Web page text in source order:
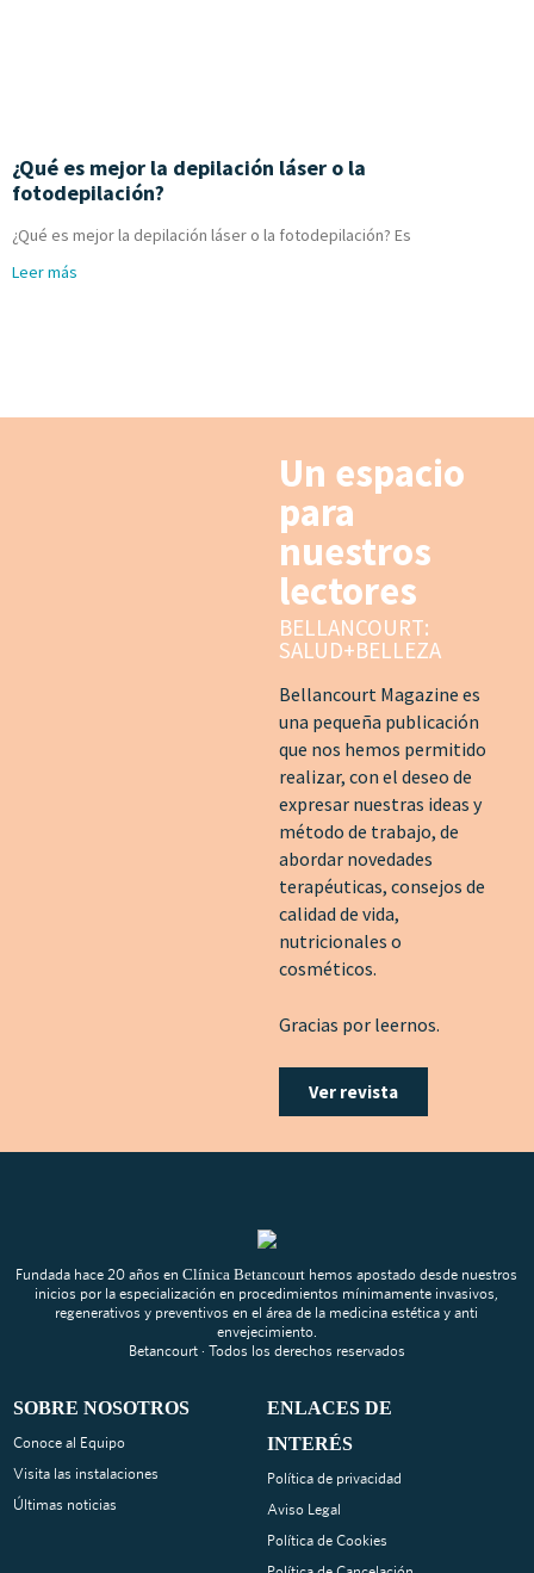
¿Qué es mejor la depilación láser o la
fotodepilación?
¿Qué es mejor la depilación láser o la fotodepilación? Es
Leer más
Un espacio
para
nuestros
lectores
BELLANCOURT:
SALUD+BELLEZA
Bellancourt Magazine es
una pequeña publicación
que nos hemos permitido
realizar, con el deseo de
expresar nuestras ideas y
método de trabajo, de
abordar novedades
terapéuticas, consejos de
calidad de vida,
nutricionales o
cosméticos.
Gracias por leernos.
Ver revista
Fundada hace 20 años enClínica Betancourt hemos apostado desde nuestros
inicios por la especialización en procedimientos mínimamente invasivos,
regenerativos y preventivos en el área de la medicina estética y anti
envejecimiento.
Betancourt · Todos los derechos reservados
SOBRE NOSOTROS
Conoce al Equipo
Visita las instalaciones
Últimas noticias
ENLACES DE
INTERÉS
Política de privacidad
Aviso Legal
Política de Cookies